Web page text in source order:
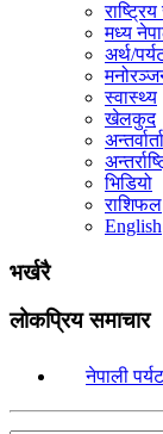
मध्य
अर्थ/
स्वास्थ्य
खेलकुद
भिडियो
राशिफल
English
भर्खरै
लोकप्रिय समाचार
नेपाली